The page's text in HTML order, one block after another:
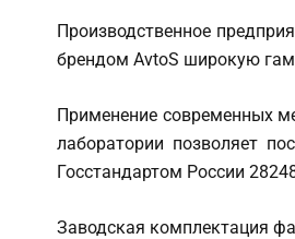
Производственное
брендом AvtoS широкую
Применение современных
лаборатории позволяет
Госстандартом России
Заводская комплектация